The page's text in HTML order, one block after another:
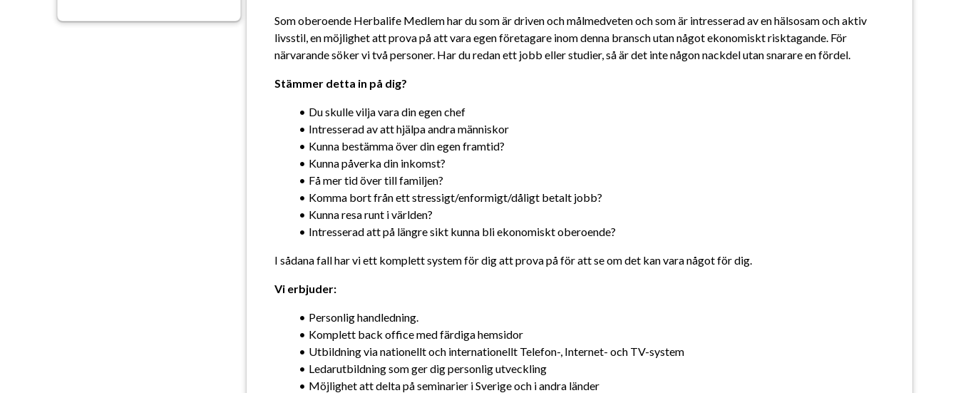
Som oberoende Herbalife Medlem har du som är driven och målmedveten och som är intresserad av en hälsosam och aktiv
livsstil, en möjlighet att prova på att vara egen företagare inom denna bransch utan något ekonomiskt risktagande. För
närvarande söker vi två personer. Har du redan ett jobb eller studier, så är det inte någon nackdel utan snarare en fördel.
Stämmer detta in på dig?
Du skulle vilja vara din egen chef
Intresserad av att hjälpa andra människor
Kunna bestämma över din egen framtid?
Kunna påverka din inkomst?
Få mer tid över till familjen?
Komma bort från ett stressigt/enformigt/dåligt betalt jobb?
Kunna resa runt i världen?
Intresserad att på längre sikt kunna bli ekonomiskt oberoende?
I sådana fall har vi ett komplett system för dig att prova på för att se om det kan vara något för dig.
Vi erbjuder:
Personlig handledning.
Komplett back office med färdiga hemsidor
Utbildning via nationellt och internationellt Telefon-, Internet- och TV-system
Ledarutbildning som ger dig personlig utveckling
Möjlighet att delta på seminarier i Sverige och i andra länder